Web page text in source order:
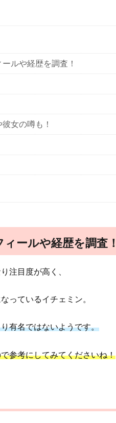
ルや経歴を調査！
女の噂も！
ールや経歴を調査！
注目度が高く、
っているイチェミン。
有名ではないようです。
参考にしてみてくださいね！